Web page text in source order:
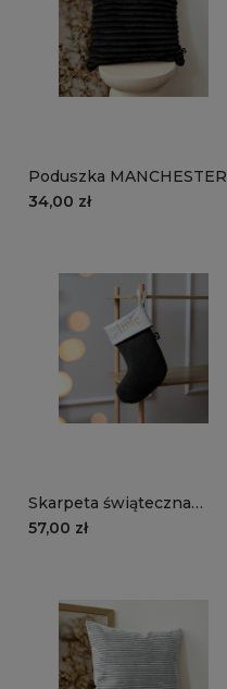
Poduszka MANCHESTER
TL100 | czarny
34,00 zł
Skarpeta świąteczna
MANCHESTER LN100 |
57,00 zł